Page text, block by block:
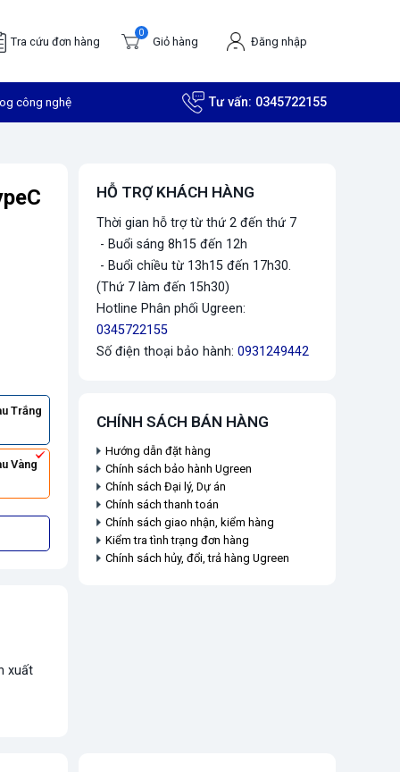
Tra cứu đơn hàng
0
Giỏ hàng Đăng nhập
công nghệ Tư vấn: 0345722155
Trắng
Vàng
xuất
HỖ TRỢ KHÁCH HÀNG
Thời gian hỗ trợ từ thứ 2 đến thứ 7
- Buổi sáng 8h15 đến 12h
- Buổi chiều từ 13h15 đến 17h30.
(Thứ 7 làm đến 15h30)
Hotline Phân phối Ugreen:
0345722155
Số điện thoại bảo hành: 0931249442
CHÍNH SÁCH BÁN HÀNG
Hướng dẫn đặt hàng
Chính sách bảo hành Ugreen
Chính sách Đại lý, Dự án
Chính sách thanh toán
Chính sách giao nhận, kiểm hàng
Kiểm tra tình trạng đơn hàng
Chính sách hủy, đổi, trả hàng Ugreen